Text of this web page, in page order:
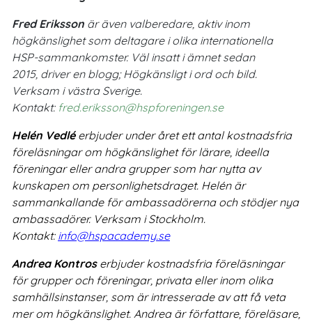
Fred Eriksson är även valberedare, aktiv inom
högkänslighet som deltagare i olika internationella
HSP-sammankomster. Väl insatt i ämnet sedan
2015, driver en blogg; Högkänsligt i ord och bild.
Verksam i västra Sverige.
Kontakt: fred.eriksson@hspforeningen.se
Helén Vedlé erbjuder under året ett antal kostnadsfria
föreläsningar om högkänslighet för lärare, ideella
föreningar eller andra grupper som har nytta av
kunskapen om personlighetsdraget. Helén är
sammankallande för ambassadörerna och stödjer nya
ambassadörer. Verksam i Stockholm.
Kontakt: info@hspacademy.se
Andrea Kontroserbjuder kostnadsfria föreläsningar
för grupper och föreningar, privata eller inom olika
samhällsinstanser, som är intresserade av att få veta
mer om högkänslighet. Andrea är författare, föreläsare,